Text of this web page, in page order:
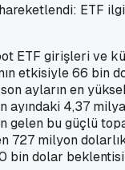
ETF
ETF girişleri ve
etkisiyle 66 bin
ayların en
ayındaki 4,37
gelen bu güçlü
727 milyon
bin dolar